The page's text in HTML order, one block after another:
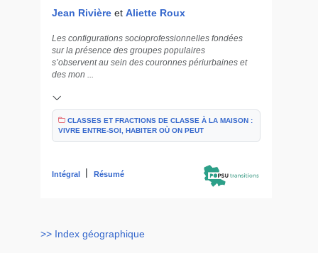
Jean Rivière et Aliette Roux
Les configurations socioprofessionnelles fondées
sur la présence des groupes populaires
s’observent au sein des couronnes périurbaines et
des mon ...
CLASSES ET FRACTIONS DE CLASSE À LA MAISON :
VIVRE ENTRE-SOI, HABITER OÙ ON PEUT
Intégral | Résumé
>> Index géographique